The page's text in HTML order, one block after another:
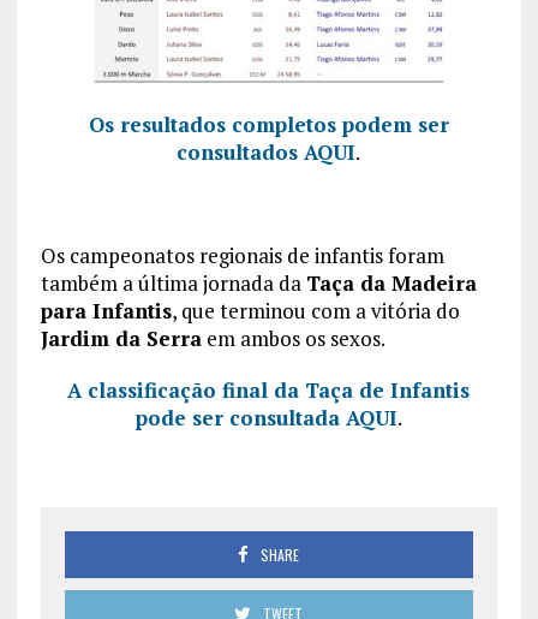
Os resultados completos podem ser
consultados AQUI.
Os campeonatos regionais de infantis foram
também a última jornada da Taça da Madeira
para Infantis, que terminou com a vitória do
Jardim da Serraem ambos os sexos.
A classificação final da Taça de Infantis
pode ser consultada AQUI.
SHARE
TWEET